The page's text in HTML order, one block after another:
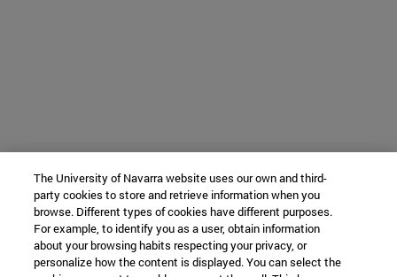
The University of Navarra website uses our own and third-
party cookies to store and retrieve information when you
browse. Different types of cookies have different purposes.
For example, to identify you as a user, obtain information
about your browsing habits respecting your privacy, or
personalize how the content is displayed. You can select the